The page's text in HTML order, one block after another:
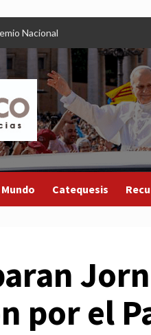
Nacional
Mundo Catequesis
por el